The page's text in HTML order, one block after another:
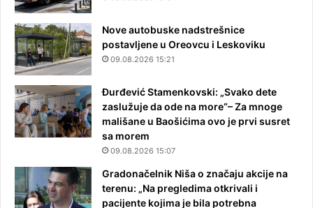
Nove autobuske nadstrešnice
postavljene u Oreovcu i Leskoviku
09.08.2026 15:21
Đurđević Stamenkovski: „Svako dete
zaslužuje da ode na more“– Za mnoge
mališane u Baošićima ovo je prvi susret
sa morem
09.08.2026 15:07
Gradonačelnik Niša o značaju akcije na
terenu: „Na pregledima otkrivali i
pacijente kojima je bila potrebna